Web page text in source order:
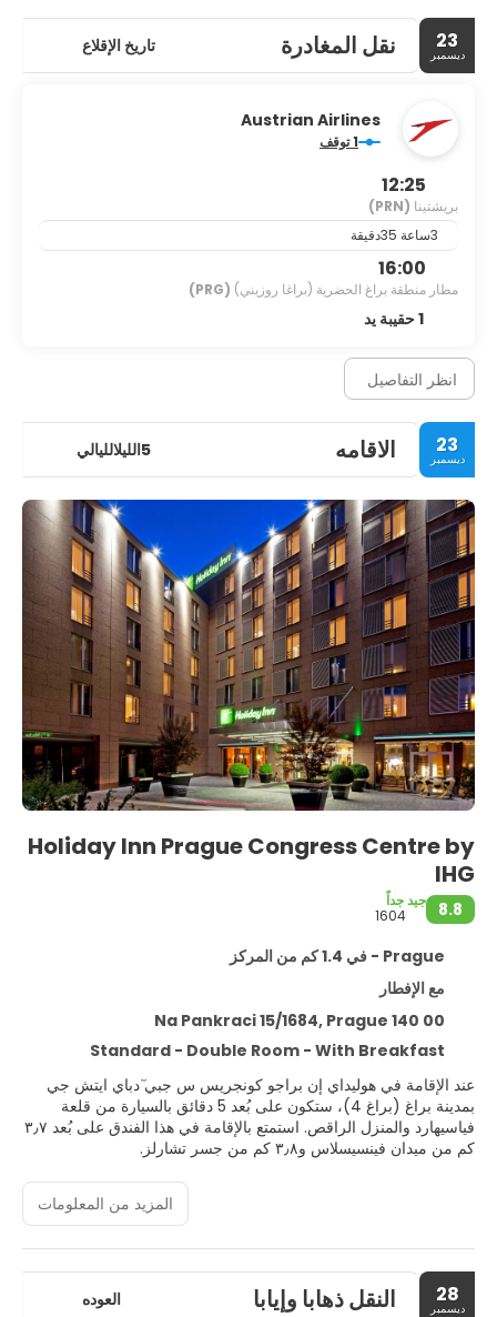
23
ديسمبر نقل المغادرة تاريخ الإقلاع
Austrian Airlines
1 توقف
12:25
بريشتينا (PRN)
16:00
مطار منطقة براغ الحضرية (براغا روزيني) (PRG)
1 حقيبة يد
انظر التفاصيل
23
ديسمبر الاقامه 5الليلالليالي
Holiday Inn Prague Congress Centre by
IHG
8.8
جيد جداً
1604
Prague - في 1.4 كم من المركز
مع الإفطار
Na Pankraci 15/1684, Prague 140 00
Standard - Double Room - With Breakfast
عند الإقامة في هوليداي إن براجو كونجريس س جبي ٓدباي ايتش جي
بمدينة براغ (براغ 4)، ستكون على بُعد 5 دقائق بالسيارة من قلعة
فياسيهارد والمنزل الراقص. استمتع بالإقامة في هذا الفندق على بُعد ٣٫٧
كم من ميدان فينسيسلاس و٣٫٨ كم من جسر تشارلز.
دلل نفسك بالحصول على جلسات التدليك داخل الموقع، أو استمتع
بوسائل الترفيه والاستجمام، ومنها مركز لياقة بدنية مفتوح على مدار
الساعة. ستجد في هذا الفندق مزايا إضافية تشمل اتصال لاسلكي مجاني
بالإنترنت وخدمات الاستعلامات والإرشاد ومتاجر للهدايا/أكشاك للجرائد.
اشعر وكأنك في بيتك بالإقامة في واحدة من 254 غرفة ضيافة. تتوفر
المزيد من المعلومات
28
ديسمبر النقل ذهابا وإيابا العوده